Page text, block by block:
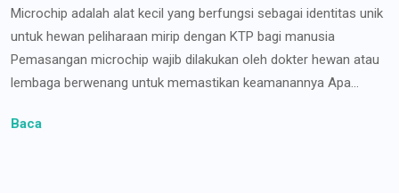
Microchip adalah alat kecil yang berfungsi sebagai identitas unik
untuk hewan peliharaan mirip dengan KTP bagi manusia
Pemasangan microchip wajib dilakukan oleh dokter hewan atau
lembaga berwenang untuk memastikan keamanannya Apa...
Baca